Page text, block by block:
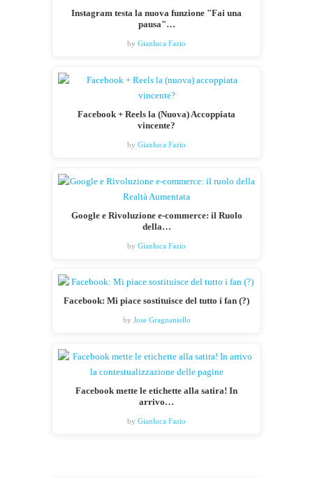
Instagram testa la nuova funzione "Fai una
pausa"…
by Gianluca Fazio
Facebook + Reels la (Nuova) Accoppiata
vincente?
by Gianluca Fazio
Google e Rivoluzione e-commerce: il Ruolo
della…
by Gianluca Fazio
Facebook: Mi piace sostituisce del tutto i fan (?)
by Jose Gragnaniello
Facebook mette le etichette alla satira! In
arrivo…
by Gianluca Fazio